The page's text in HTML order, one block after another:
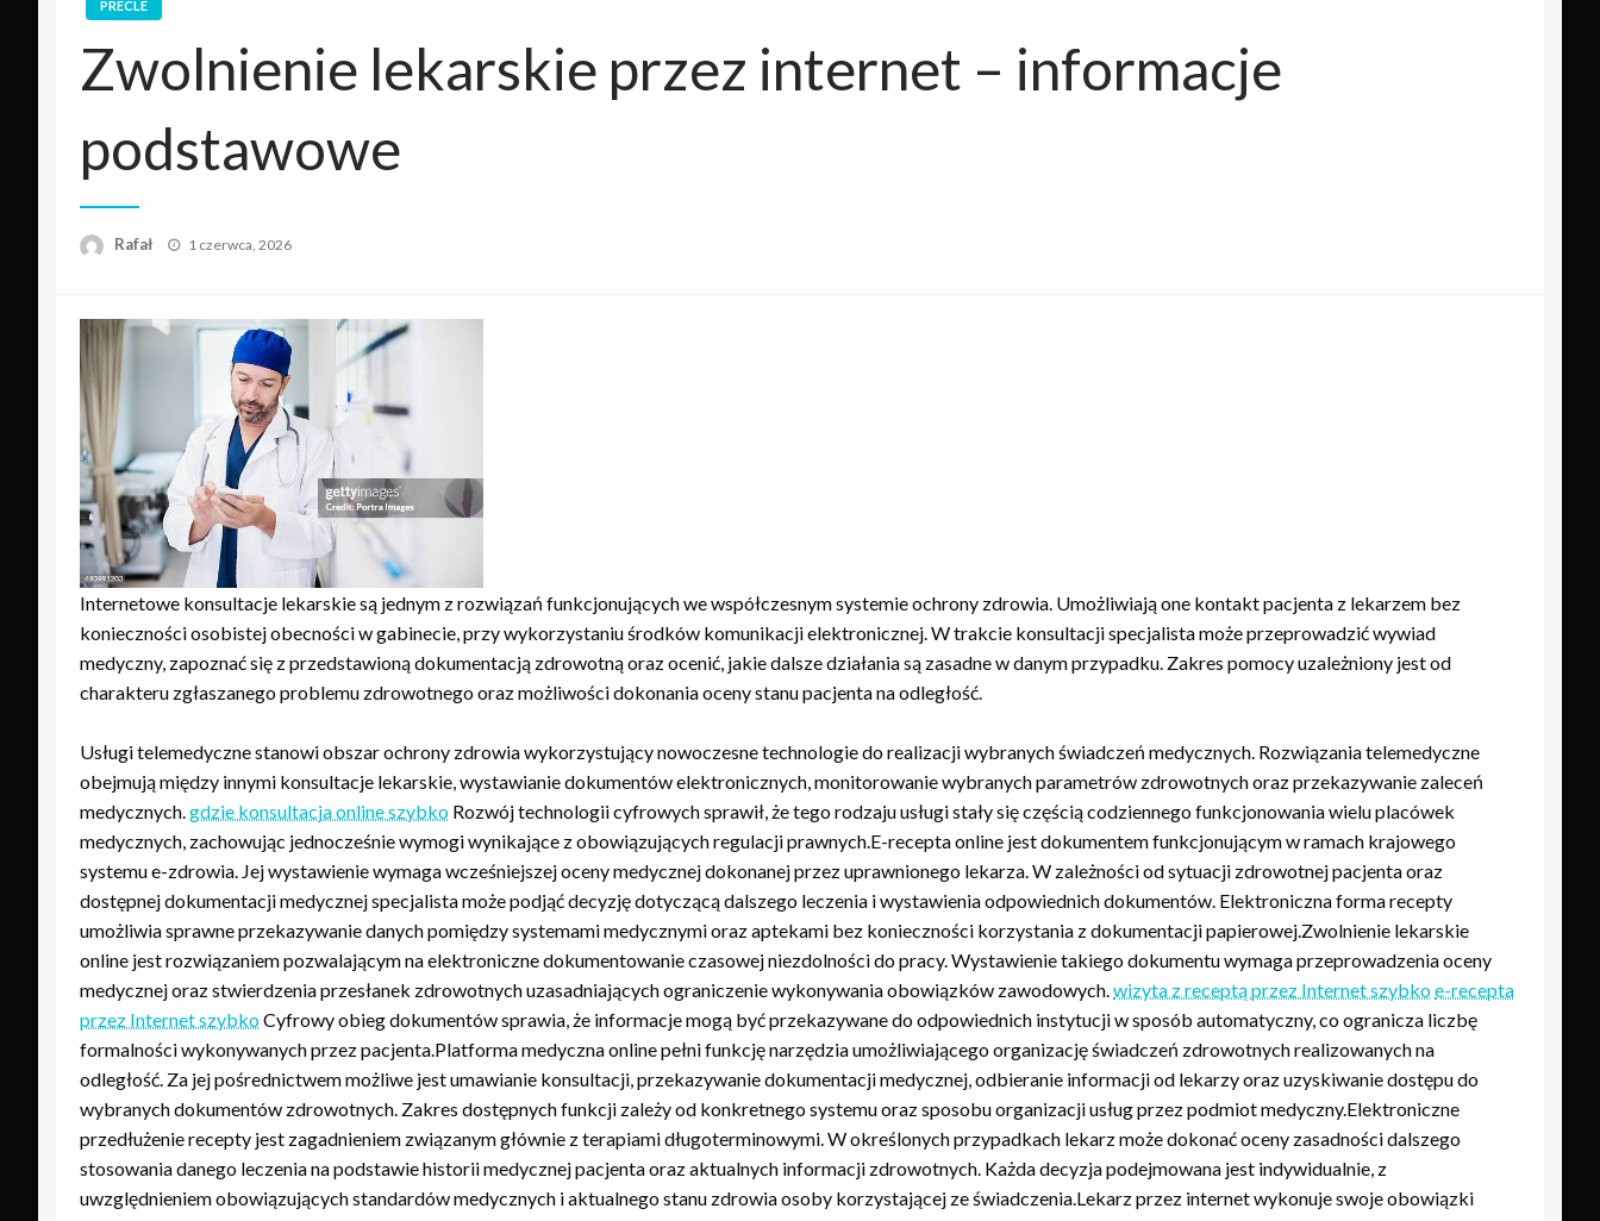
PRECLE
Zwolnienie lekarskie przez internet – informacje
podstawowe
Rafał
Opublikowane
1 czerwca, 2026
Internetowe konsultacje lekarskie są jednym z rozwiązań funkcjonujących we współczesnym systemie ochrony zdrowia. Umożliwiają one kontakt pacjenta z lekarzem bez
konieczności osobistej obecności w gabinecie, przy wykorzystaniu środków komunikacji elektronicznej. W trakcie konsultacji specjalista może przeprowadzić wywiad
medyczny, zapoznać się z przedstawioną dokumentacją zdrowotną oraz ocenić, jakie dalsze działania są zasadne w danym przypadku. Zakres pomocy uzależniony jest od
charakteru zgłaszanego problemu zdrowotnego oraz możliwości dokonania oceny stanu pacjenta na odległość.
Usługi telemedyczne stanowi obszar ochrony zdrowia wykorzystujący nowoczesne technologie do realizacji wybranych świadczeń medycznych. Rozwiązania telemedyczne
obejmują między innymi konsultacje lekarskie, wystawianie dokumentów elektronicznych, monitorowanie wybranych parametrów zdrowotnych oraz przekazywanie zaleceń
medycznych.gdzie konsultacja online szybko Rozwój technologii cyfrowych sprawił, że tego rodzaju usługi stały się częścią codziennego funkcjonowania wielu placówek
medycznych, zachowując jednocześnie wymogi wynikające z obowiązujących regulacji prawnych.E-recepta online jest dokumentem funkcjonującym w ramach krajowego
systemu e-zdrowia. Jej wystawienie wymaga wcześniejszej oceny medycznej dokonanej przez uprawnionego lekarza. W zależności od sytuacji zdrowotnej pacjenta oraz
dostępnej dokumentacji medycznej specjalista może podjąć decyzję dotyczącą dalszego leczenia i wystawienia odpowiednich dokumentów. Elektroniczna forma recepty
umożliwia sprawne przekazywanie danych pomiędzy systemami medycznymi oraz aptekami bez konieczności korzystania z dokumentacji papierowej.Zwolnienie lekarskie
online jest rozwiązaniem pozwalającym na elektroniczne dokumentowanie czasowej niezdolności do pracy. Wystawienie takiego dokumentu wymaga przeprowadzenia oceny
medycznej oraz stwierdzenia przesłanek zdrowotnych uzasadniających ograniczenie wykonywania obowiązków zawodowych.wizyta z receptą przez Internet szybkoe-recepta
przez Internet szybkoCyfrowy obieg dokumentów sprawia, że informacje mogą być przekazywane do odpowiednich instytucji w sposób automatyczny, co ogranicza liczbę
formalności wykonywanych przez pacjenta.Platforma medyczna online pełni funkcję narzędzia umożliwiającego organizację świadczeń zdrowotnych realizowanych na
odległość. Za jej pośrednictwem możliwe jest umawianie konsultacji, przekazywanie dokumentacji medycznej, odbieranie informacji od lekarzy oraz uzyskiwanie dostępu do
wybranych dokumentów zdrowotnych. Zakres dostępnych funkcji zależy od konkretnego systemu oraz sposobu organizacji usług przez podmiot medyczny.Elektroniczne
przedłużenie recepty jest zagadnieniem związanym głównie z terapiami długoterminowymi. W określonych przypadkach lekarz może dokonać oceny zasadności dalszego
stosowania danego leczenia na podstawie historii medycznej pacjenta oraz aktualnych informacji zdrowotnych. Każda decyzja podejmowana jest indywidualnie, z
uwzględnieniem obowiązujących standardów medycznych i aktualnego stanu zdrowia osoby korzystającej ze świadczenia.Lekarz przez internet wykonuje swoje obowiązki